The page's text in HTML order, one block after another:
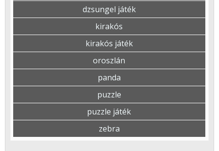
dzsungel játék
kirakós
kirakós játék
oroszlán
panda
puzzle
puzzle játék
zebra